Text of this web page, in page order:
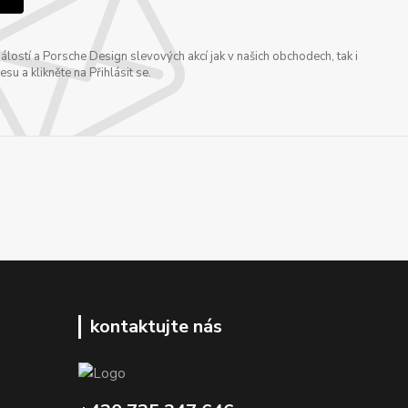
a Porsche Design slevových akcí jak v našich obchodech, tak i
a klikněte na Přihlásit se.
kontaktujte nás